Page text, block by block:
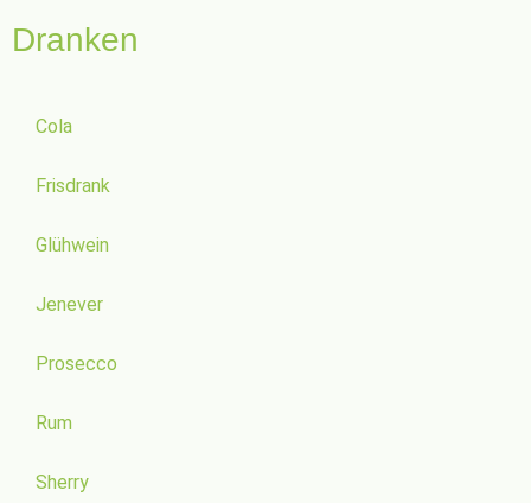
Dranken
Cola
Frisdrank
Glühwein
Jenever
Prosecco
Rum
Sherry